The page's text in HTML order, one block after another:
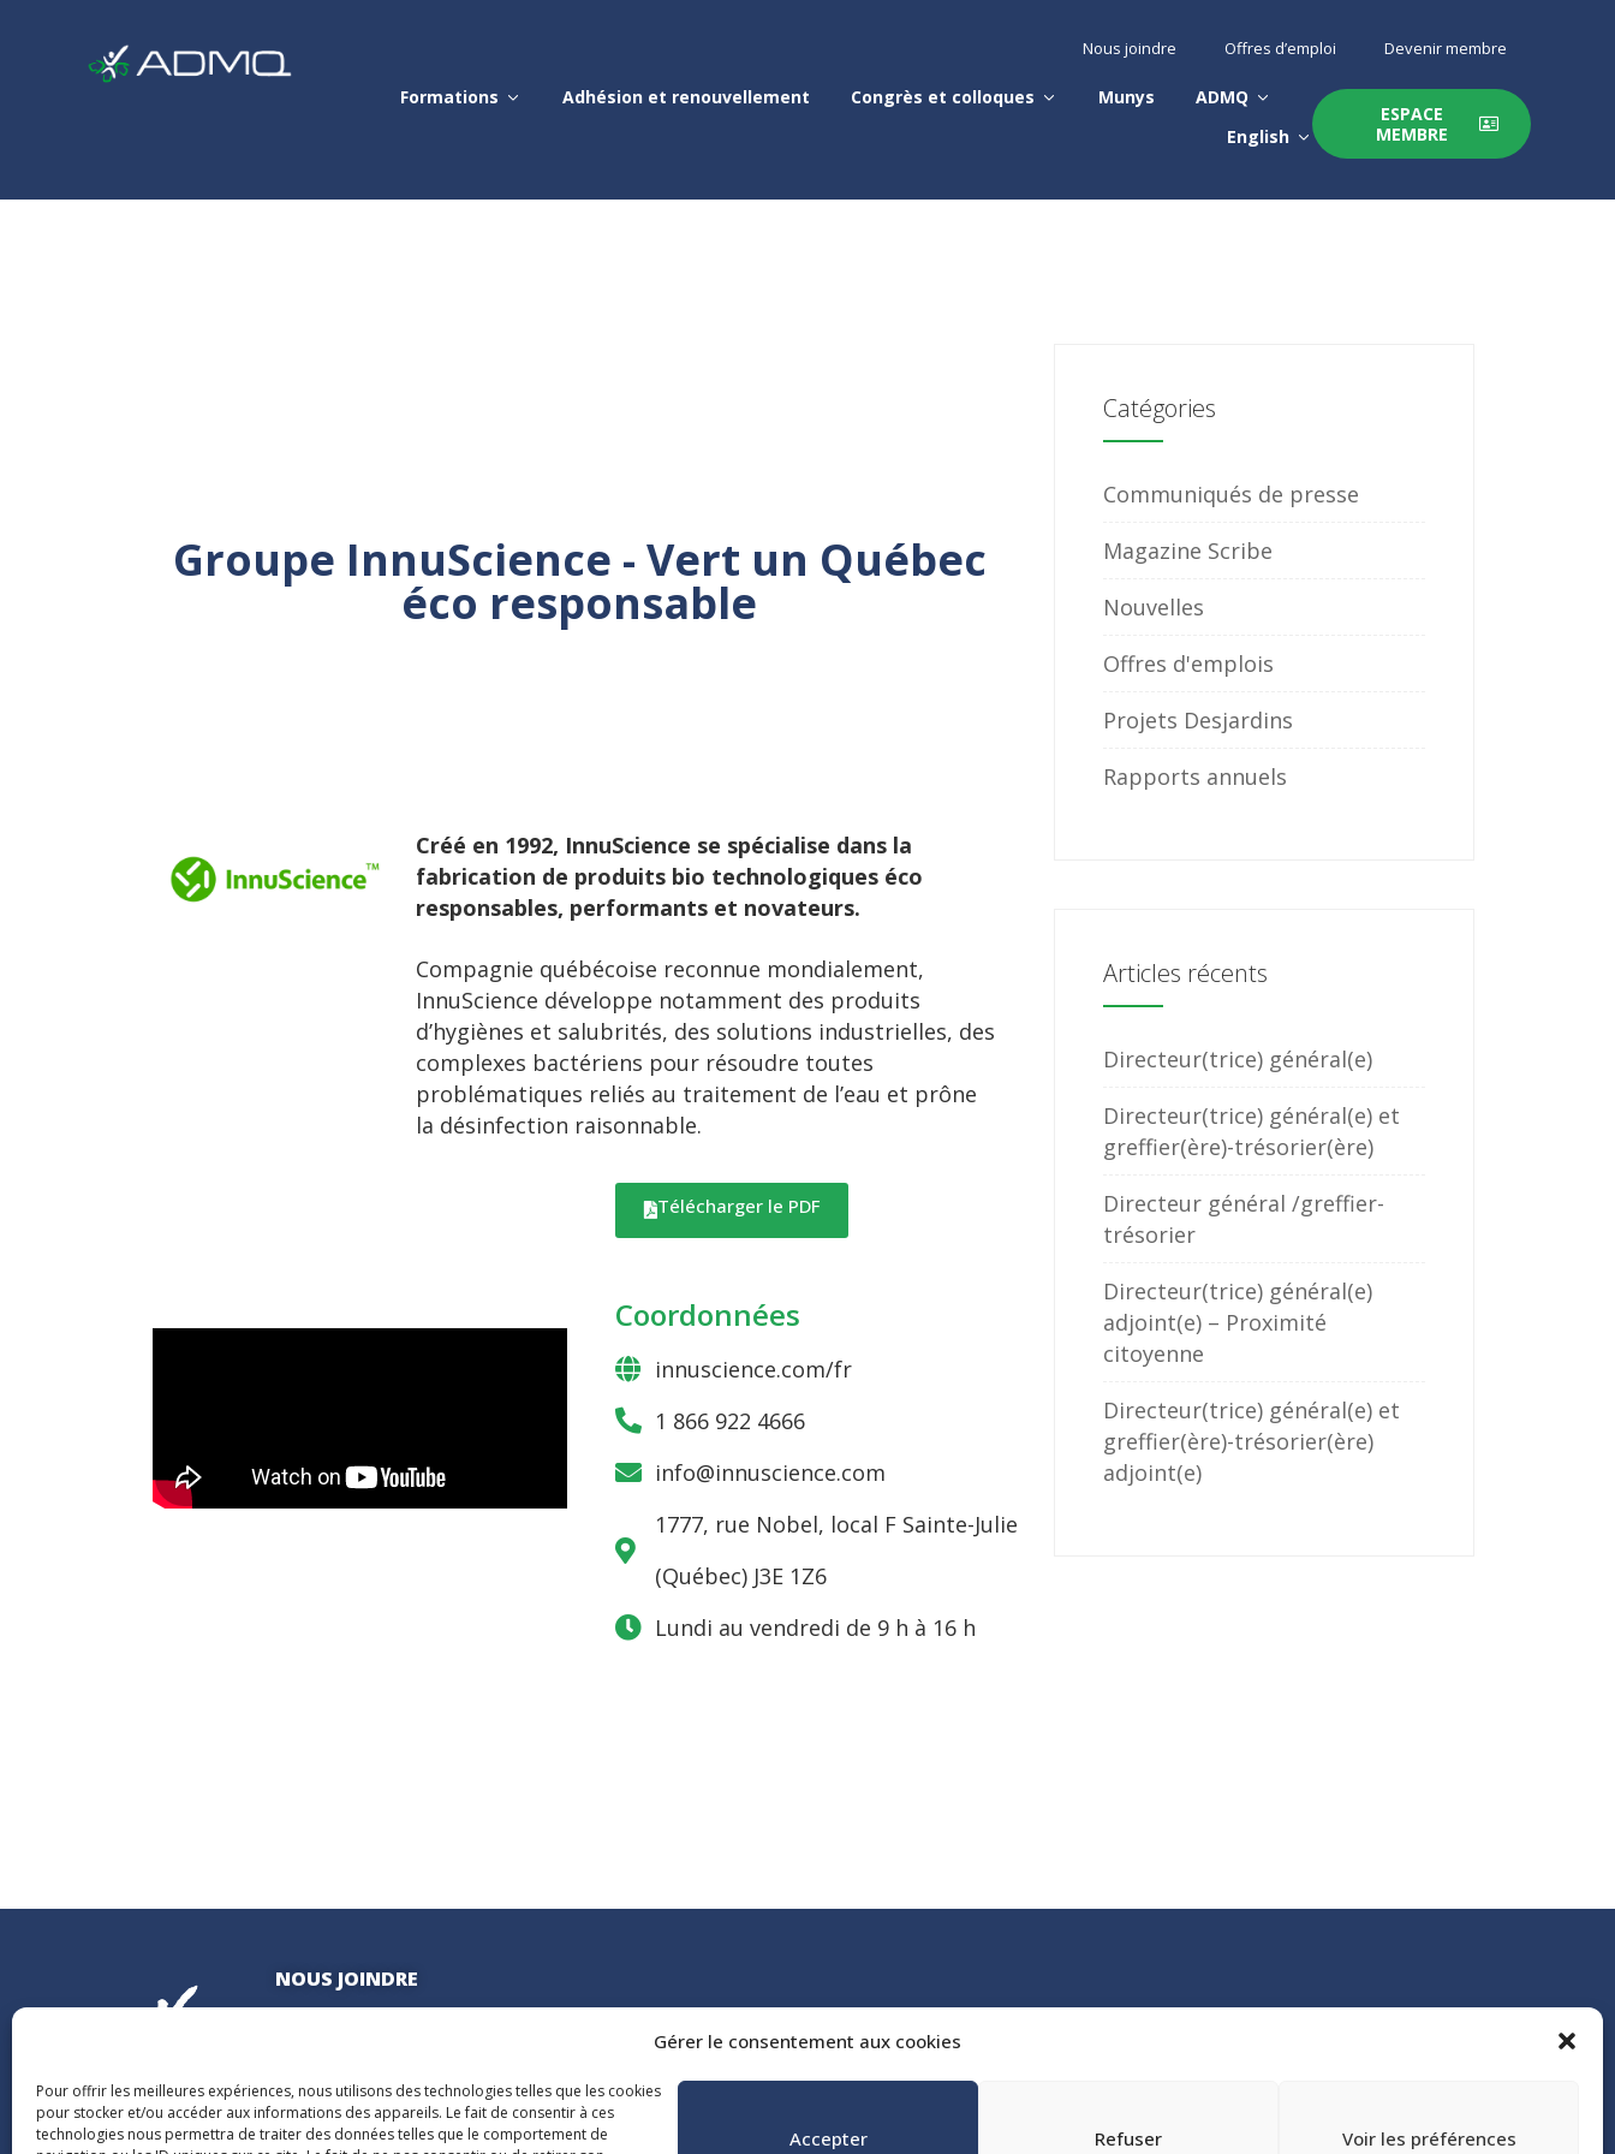
Gérer le consentement aux cookies
Pour offrir les meilleures expériences, nous utilisons des technologies telles que les cookies
pour stocker et/ou accéder aux informations des appareils. Le fait de consentir à ces
technologies nous permettra de traiter des données telles que le comportement de
Accepter Refuser Voir les préférences
Nous joindre Offres d’emploi Devenir membre
Formations Adhésion et renouvellement Congrès et colloques Munys
ADMQ
English
ESPACE
MEMBRE
Groupe InnuScience - Vert un Québec
éco responsable
Créé en 1992, InnuScience se spécialise dans la
fabrication de produits bio technologiques éco
responsables, performants et novateurs.
Compagnie québécoise reconnue mondialement,
InnuScience développe notamment des produits
d’hygiènes et salubrités, des solutions industrielles, des
complexes bactériens pour résoudre toutes
problématiques reliés au traitement de l’eau et prône
la désinfection raisonnable.
Télécharger le PDF
Coordonnées
innuscience.com/fr
1 866 922 4666
info@innuscience.com
1777, rue Nobel, local F Sainte-Julie
(Québec) J3E 1Z6
Lundi au vendredi de 9 h à 16 h
Catégories
Communiqués de presse
Magazine Scribe
Nouvelles
Offres d'emplois
Projets Desjardins
Rapports annuels
Articles récents
Directeur(trice) général(e)
Directeur(trice) général(e) et
greffier(ère)-trésorier(ère)
Directeur général /greffier-
trésorier
Directeur(trice) général(e)
adjoint(e) – Proximité
citoyenne
Directeur(trice) général(e) et
greffier(ère)-trésorier(ère)
adjoint(e)
NOUS JOINDRE
Québec (Québec) G1K 8W1
reception@admq.qc.ca